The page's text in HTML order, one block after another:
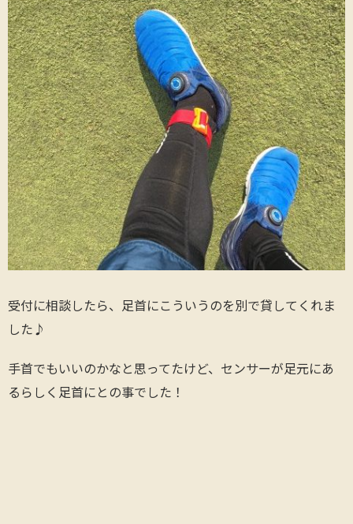
受付に相談したら、足首にこういうのを別で貸してくれま
した♪
手首でもいいのかなと思ってたけど、センサーが足元にあ
るらしく足首にとの事でした！